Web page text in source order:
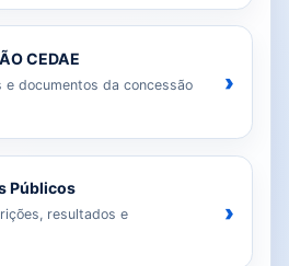
CEDAE
e documentos da concessão
›
Públicos
resultados e
›